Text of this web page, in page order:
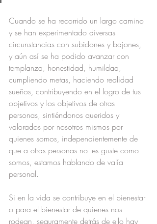
Cuando se ha recorrido un largo camino
y se han experimentado diversas
circunstancias con subidones y bajones,
y aún así se ha podido avanzar con
templanza, honestidad, humildad,
cumpliendo metas, haciendo realidad
sueños, contribuyendo en el logro de tus
objetivos y los objetivos de otras
personas, sintiéndonos queridos y
valorados por nosotros mismos por
quienes somos, independientemente de
que a otras personas no les guste como
somos, estamos hablando de valía
personal.
Si en la vida se contribuye en el bienestar
o para el bienestar de quienes nos
rodean, seguramente detrás de ello hay